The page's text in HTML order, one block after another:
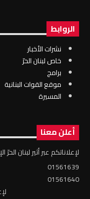
الروابط
نشرات الأخبار
خاص لبنان الحرّ
برامج
موقع القوات البنانية
المسيرة
أعلن معنا
لإعلاناتكم عبر أثير لبنان
01561639
01561640